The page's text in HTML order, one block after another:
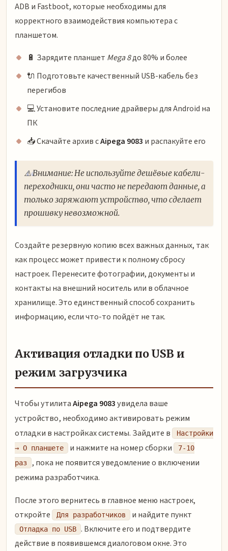
ADB и Fastboot, которые необходимы для
корректного взаимодействия компьютера с
планшетом.
🔋 Зарядите планшет Mega 8до 80% и более
🔌 Подготовьте качественный USB-кабель без
перегибов
💻 Установите последние драйверы для Android на
ПК
📥 Скачайте архив сAipega 9083 и распакуйте его
⚠️ Внимание: Не используйте дешёвые кабели-
переходники, они часто не передают данные, а
только заряжают устройство, что сделает
прошивку невозможной.
Создайте резервную копию всех важных данных, так
как процесс может привести к полному сбросу
настроек. Перенесите фотографии, документы и
контакты на внешний носитель или в облачное
хранилище. Это единственный способ сохранить
информацию, если что-то пойдёт не так.
Активация отладки по USB и
режим загрузчика
Чтобы утилитаAipega 9083увидела ваше
устройство, необходимо активировать режим
отладки в настройках системы. Зайдите в
Настройки
→ О планшете
и нажмите на номер сборки
7-10
раз
, пока не появится уведомление о включении
режима разработчика.
После этого вернитесь в главное меню настроек,
откройте
Для разработчиков и найдите пункт
Отладка по USB . Включите его и подтвердите
действие в появившемся диалоговом окне. Это